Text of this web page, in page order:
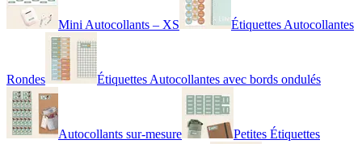
Mini Autocollants – XS Étiquettes Autocollantes
Rondes Étiquettes Autocollantes avec bords ondulés
Autocollants sur-mesure Petites Étiquettes